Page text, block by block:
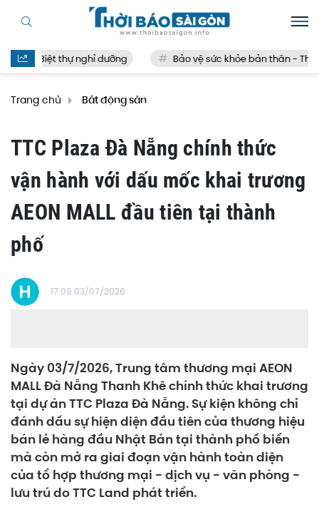
Biệt thự nghỉ dưỡng Bảo vệ sức khỏe bản thân - Thế nào
Trang chủ Bất động sản
TTC Plaza Đà Nẵng chính thức
vận hành với dấu mốc khai trương
AEON MALL đầu tiên tại thành
phố
17:09 03/07/2026
Ngày 03/7/2026, Trung tâm thương mại AEON
MALL Đà Nẵng Thanh Khê chính thức khai trương
tại dự án TTC Plaza Đà Nẵng. Sự kiện không chỉ
đánh dấu sự hiện diện đầu tiên của thương hiệu
bán lẻ hàng đầu Nhật Bản tại thành phố biển
mà còn mở ra giai đoạn vận hành toàn diện
của tổ hợp thương mại - dịch vụ - văn phòng -
lưu trú do TTC Land phát triển.